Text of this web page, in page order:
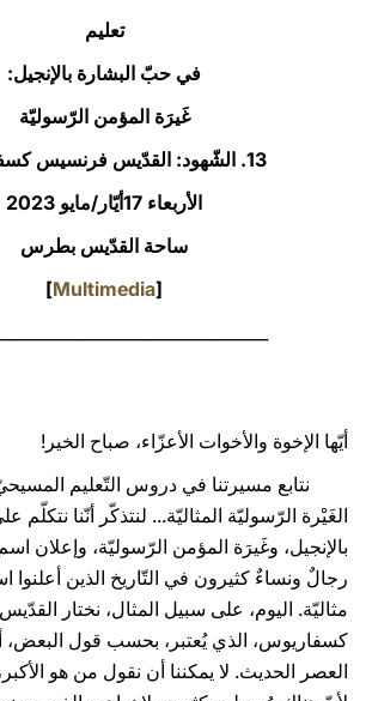
تعليم
في حبّ البشارة بالإنجيل:
غَيرَة المؤمن الرّسوليّة
13. الشّهود: القدّيس فرنسيس كسفاريوس
الأربعاء 17أيّار/مايو 2023‏
ساحة القدّيس بطرس
[
Multimedia
]
أيّها الإخوة والأخوات الأعزّاء، صباح الخير!
نتابع مسيرتنا في دروس التّعليم
الغَيْرة الرّسوليّة المثاليّة... لنتذكّر أنّنا
بالإنجيل، وغَيرَة المؤمن الرّسوليّة، وإعلان
رجالٌ ونساءٌ كثيرون في التّاريخ الذين
مثاليّة. اليوم، على سبيل المثال، نختار
كسفاريوس، الذي يُعتبر، بحسب قول
العصر الحديث. لا يمكننا أن نقول من هو